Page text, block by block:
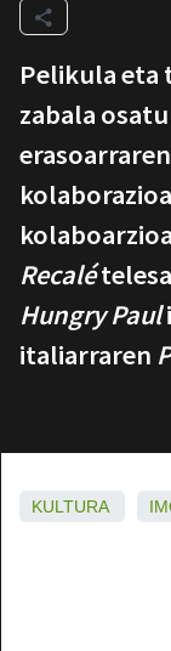
Pelikula eta
zabala
Recalé
Hungry Paul
italiarraren
KULTURA